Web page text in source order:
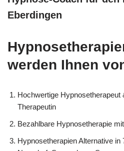
Eberdingen
werden Ihnen
Hochwertige Hypnosetherapeut
Therapeutin
Bezahlbare Hypnosetherapie
Hypnosetherapien Alternative in